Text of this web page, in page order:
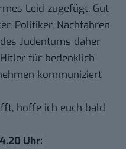
Leid zugefügt. Gut
Politiker, Nachfahren
Judentums daher
für bedenklich
kommuniziert
hoffe ich euch bald
Uhr: